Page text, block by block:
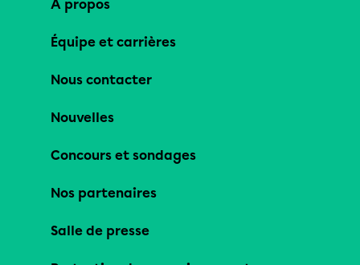
À propos
Équipe et carrières
Nous contacter
Nouvelles
Concours et sondages
Nos partenaires
Salle de presse